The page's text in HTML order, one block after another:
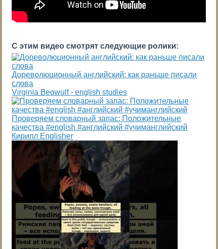
С этим видео смотрят следующие ролики:
Дореволюционный английский: как раньше писали
слова
Virginia Beowulf - english studies
Проверяем словарный запас: Положительные
качества #english #английский #учиманглийский
Кирилл Englisher